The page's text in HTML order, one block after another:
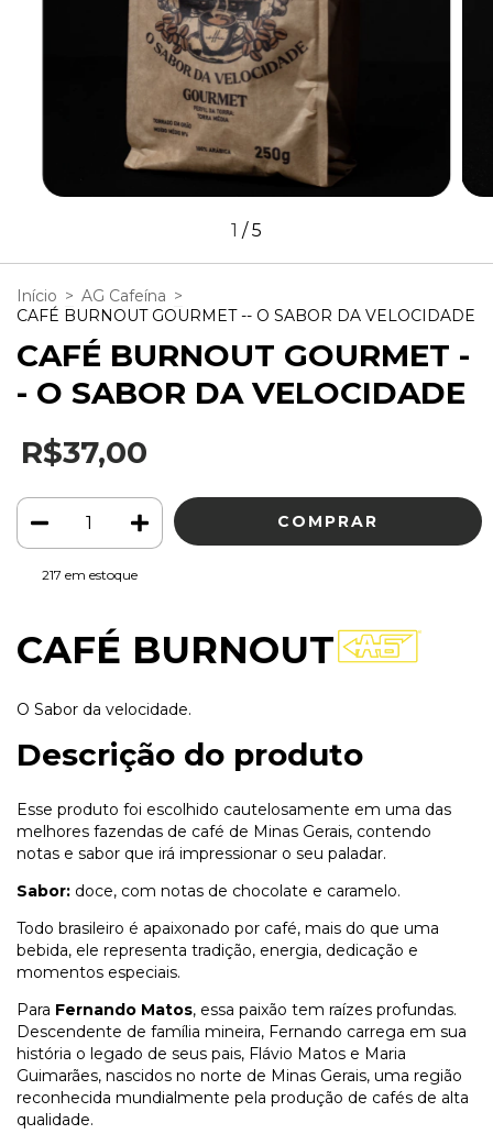
1 /5
Início > AG Cafeína >
CAFÉ BURNOUT GOURMET -- O SABOR DA VELOCIDADE
CAFÉ BURNOUT GOURMET -
- O SABOR DA VELOCIDADE
R$37,00
217 em estoque
CAFÉ BURNOUT
O Sabor da velocidade.
Descrição do produto
Esse produto foi escolhido cautelosamente em uma das
melhores fazendas de café de Minas Gerais, contendo
notas e sabor que irá impressionar o seu paladar.
Sabor: doce, com notas de chocolate e caramelo.
Todo brasileiro é apaixonado por café, mais do que uma
bebida, ele representa tradição, energia, dedicação e
momentos especiais.
Para Fernando Matos, essa paixão tem raízes profundas.
Descendente de família mineira, Fernando carrega em sua
história o legado de seus pais, Flávio Matos e Maria
Guimarães, nascidos no norte de Minas Gerais, uma região
reconhecida mundialmente pela produção de cafés de alta
qualidade.